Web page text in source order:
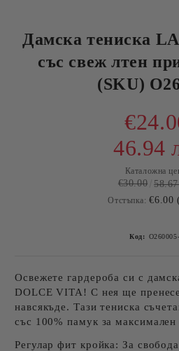
Дамска тениска
със свеж лтен
(SKU)
46.94
Каталожна
€30.00
Отстъпка: €6.00
Код:
Освежете гардероба си с
DOLCE VITA ! С нея ще
навсякъде. Тази тениска
със 100% памук за
Регулар фит кройка: За